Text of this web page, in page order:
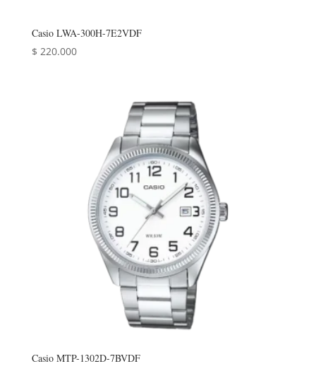
Casio LWA-300H-7E2VDF
$ 220.000
Casio MTP-1302D-7BVDF